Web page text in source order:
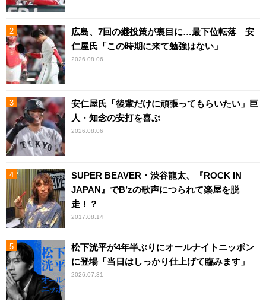
広島、7回の継投策が裏目に…最下位転落 安
仁屋氏「この時期に来て勉強はない」
2026.08.06
安仁屋氏「後輩だけに頑張ってもらいたい」巨
人・知念の安打を喜ぶ
2026.08.06
SUPER BEAVER・渋谷龍太、『ROCK IN
JAPAN』でB’zの歌声につられて楽屋を脱
走！？
2017.08.14
松下洸平が4年半ぶりにオールナイトニッポン
に登場「当日はしっかり仕上げて臨みます」
2026.07.31